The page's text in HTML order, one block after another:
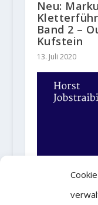
Neu:
Band 2 –
Kufstein
13. Juli 2020